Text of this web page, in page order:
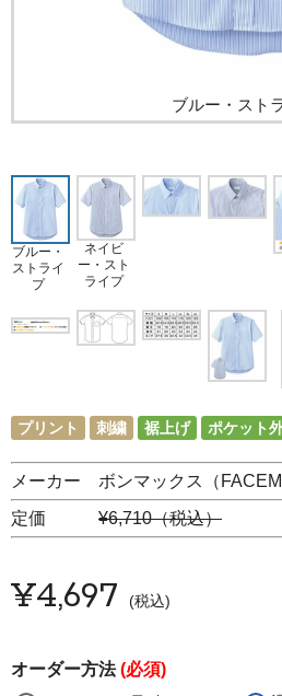
ブルー・スト
ブルー・
ストライ
プ
ネイビ
ー・スト
ライプ
プリント 刺繍 裾上げ ポケット
メーカー ボンマックス（
定価 ¥6,710（税込）
¥4,697 税込
オーダー方法(必須)